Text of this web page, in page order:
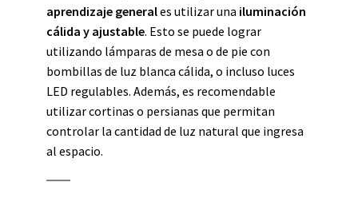
aprendizaje generales utilizar una iluminación
cálida y ajustable. Esto se puede lograr
utilizando lámparas de mesa o de pie con
bombillas de luz blanca cálida, o incluso luces
LED regulables. Además, es recomendable
utilizar cortinas o persianas que permitan
controlar la cantidad de luz natural que ingresa
al espacio.